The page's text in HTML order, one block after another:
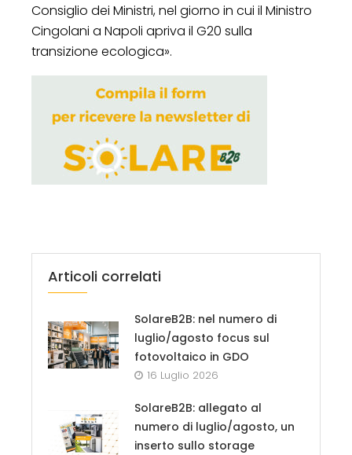
Consiglio dei Ministri, nel giorno in cui il Ministro
Cingolani a Napoli apriva il G20 sulla
transizione ecologica».
Articoli correlati
SolareB2B: nel numero di
luglio/agosto focus sul
fotovoltaico in GDO
16 Luglio 2026
SolareB2B: allegato al
numero di luglio/agosto, un
inserto sullo storage